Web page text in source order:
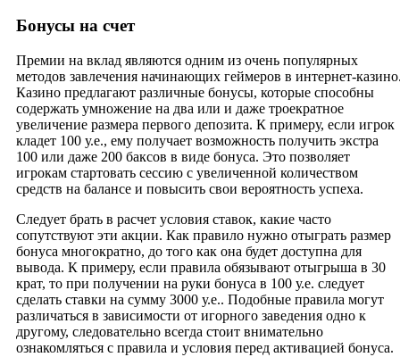
Бонусы на счет
Премии на вклад являются одним из очень популярных
методов завлечения начинающих геймеров в интернет-
Казино предлагают различные бонусы, которые способны
содержать умножение на два или и даже троекратное
увеличение размера первого депозита. К примеру, если игрок
кладет 100 у.е., ему получает возможность получить экстра
100 или даже 200 баксов в виде бонуса. Это позволяет
игрокам стартовать сессию с увеличенной количеством
средств на балансе и повысить свои вероятность успеха.
Следует брать в расчет условия ставок, какие часто
сопутствуют эти акции. Как правило нужно отыграть размер
бонуса многократно, до того как она будет доступна для
вывода. К примеру, если правила обязывают отыгрыша в 30
крат, то при получении на руки бонуса в 100 у.е. следует
сделать ставки на сумму 3000 у.е.. Подобные правила могут
различаться в зависимости от игорного заведения одно к
другому, следовательно всегда стоит внимательно
ознакомляться с правила и условия перед активацией бонуса.